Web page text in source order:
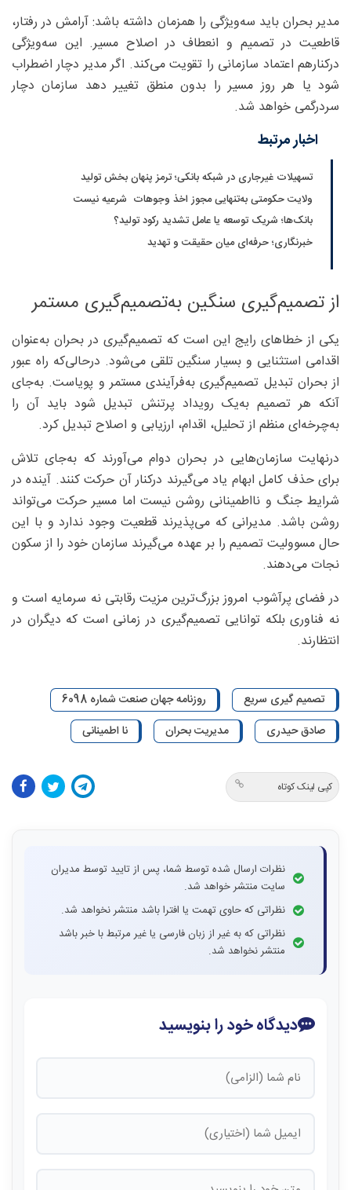
مدیر بحران باید سه‌ویژگی را همزمان داشته باشد: آرامش در رفتار،
قاطعیت در تصمیم و انعطاف در اصلاح مسیر. این سه‌ویژگی
درکنارهم اعتماد سازمانی را تقویت می‌کند. اگر مدیر دچار اضطراب
شود یا هر روز مسیر را بدون منطق تغییر دهد سازمان دچار
سردرگمی خواهد شد.
اخبار مرتبط
تسهیلات غیرجاری در شبکه بانکی؛ ترمز پنهان بخش تولید
ولایت حکومتی به‌تنهایی مجوز اخذ وجوهات شرعیه نیست
بانک‌ها؛ شریک توسعه یا عامل تشدید رکود تولید؟
خبرنگاری؛ حرفه‌ای میان حقیقت و تهدید
از تصمیم‌گیری سنگین به‌تصمیم‌گیری مستمر
یکی از خطاهای رایج این است که تصمیم‌گیری در بحران به‌عنوان
اقدامی استثنایی و بسیار سنگین تلقی می‌شود. درحالی‌که راه عبور
از بحران تبدیل تصمیم‌گیری به‌فرآیندی مستمر و پویاست. به‌جای
آنکه هر تصمیم به‌یک رویداد پرتنش تبدیل شود باید آن را
به‌چرخه‌ای منظم از تحلیل، اقدام، ارزیابی و اصلاح تبدیل کرد.
درنهایت سازمان‌هایی در بحران دوام می‌آورند که به‌جای تلاش
برای حذف کامل ابهام یاد می‌گیرند درکنار آن حرکت کنند. آینده در
شرایط جنگ و نااطمینانی روشن نیست اما مسیر حرکت می‌تواند
روشن باشد. مدیرانی که می‌پذیرند قطعیت وجود ندارد و با این
حال مسوولیت تصمیم را بر عهده می‌گیرند سازمان خود را از سکون
نجات می‌دهند.
در فضای پرآشوب امروز بزرگ‌ترین مزیت رقابتی نه سرمایه است و
نه فناوری بلکه توانایی تصمیم‌گیری در زمانی است که دیگران در
انتظارند.
تصمیم گیری سریع
روزنامه جهان صنعت شماره 6098
صادق حیدری
مدیریت بحران نا اطمینانی
کپی لینک کوتاه
نظرات ارسال شده توسط شما، پس از تایید توسط مدیران
سایت منتشر خواهد شد.
نظراتی که حاوی تهمت یا افترا باشد منتشر نخواهد شد.
نظراتی که به غیر از زبان فارسی یا غیر مرتبط با خبر باشد
منتشر نخواهد شد.
دیدگاه خود را بنویسید